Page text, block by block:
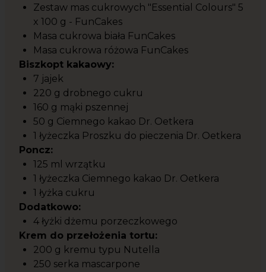
Zestaw mas cukrowych "Essential Colours" 5
x 100 g - FunCakes
Masa cukrowa biała FunCakes
Masa cukrowa różowa FunCakes
Biszkopt kakaowy:
7 jajek
220 g drobnego cukru
160 g mąki pszennej
50 g Ciemnego kakao Dr. Oetkera
1 łyżeczka Proszku do pieczenia Dr. Oetkera
Poncz:
125 ml wrzątku
1 łyżeczka Ciemnego kakao Dr. Oetkera
1 łyżka cukru
Dodatkowo:
4 łyżki dżemu porzeczkowego
Krem do przełożenia tortu:
200 g kremu typu Nutella
250 serka mascarpone